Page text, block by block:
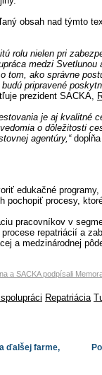
obsah nad týmto
rolu nielen pri
medzi
tom, ako správne
pripravené
prezident SACKA,
je aj kvalitné
o dôležitosti
agentúry,“dopĺňa
edukačné
pochopiť procesy,
pracovníkov v
repatriácií a
a medzinárodnej
a SACKA podpísali
Repatriácia
ďalšej farme,